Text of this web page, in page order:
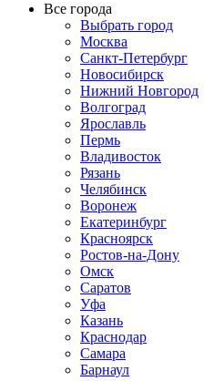
Все города
Выбрать город
Москва
Санкт-Петербург
Новосибирск
Нижний Новгород
Волгоград
Ярославль
Пермь
Владивосток
Рязань
Челябинск
Воронеж
Екатеринбург
Красноярск
Ростов-на-Дону
Омск
Саратов
Уфа
Казань
Краснодар
Самара
Барнаул